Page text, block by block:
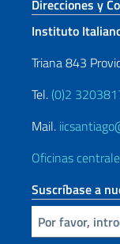
Direcciones y
Instituto
Triana 843
Tel. (0)2
Mail.
Oficinas
Suscríbase a
Inserta tu correo electronico